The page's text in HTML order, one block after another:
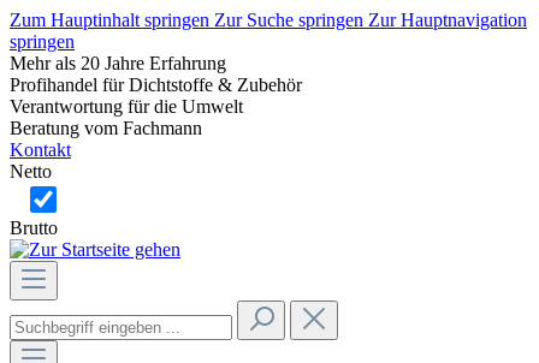
Zum Hauptinhalt springen Zur Suche springen Zur Hauptnavigation
springen
Mehr als 20 Jahre Erfahrung
Profihandel für Dichtstoffe & Zubehör
Verantwortung für die Umwelt
Beratung vom Fachmann
Kontakt
Netto
Brutto